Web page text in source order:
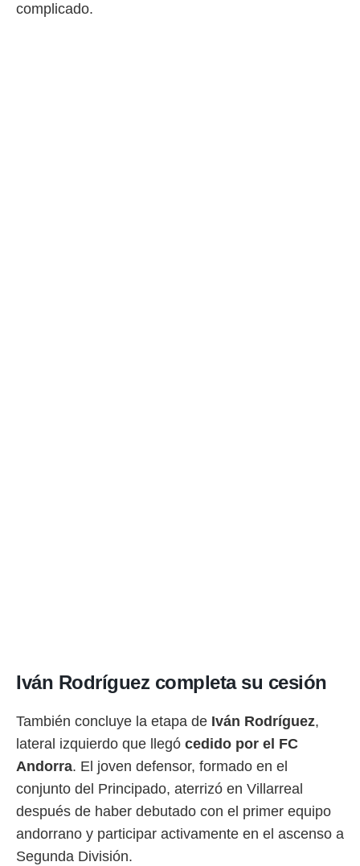
complicado.
Iván Rodríguez completa su cesión
También concluye la etapa de Iván Rodríguez,
lateral izquierdo que llegó cedido por el FC
Andorra. El joven defensor, formado en el
conjunto del Principado, aterrizó en Villarreal
después de haber debutado con el primer equipo
andorrano y participar activamente en el ascenso a
Segunda División.